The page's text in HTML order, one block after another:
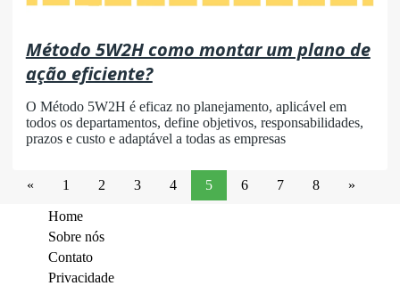
Método 5W2H como montar um plano de
ação eficiente?
O Método 5W2H é eficaz no planejamento, aplicável em
todos os departamentos, define objetivos, responsabilidades,
prazos e custo e adaptável a todas as empresas
« 1 2 3 4 5 6 7 8 »
Home
Sobre nós
Contato
Privacidade